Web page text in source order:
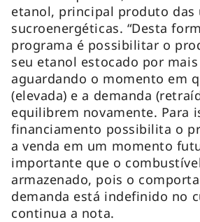
etanol, principal produto das
sucroenergéticas. “Desta
programa é possibilitar o
seu etanol estocado por
aguardando o momento em
(elevada) e a demanda
equilibrem novamente. Para
financiamento possibilita o
a venda em um momento
importante que o
armazenado, pois o
demanda está indefinido no
continua a nota.